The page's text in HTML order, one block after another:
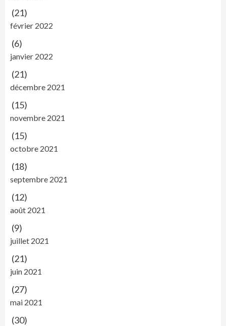
(21)
février 2022
(6)
janvier 2022
(21)
décembre 2021
(15)
novembre 2021
(15)
octobre 2021
(18)
septembre 2021
(12)
août 2021
(9)
juillet 2021
(21)
juin 2021
(27)
mai 2021
(30)